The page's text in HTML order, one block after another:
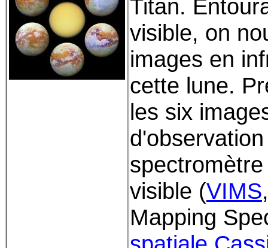
Titan.
visible, on
images en
cette lune.
les six
visible (VIMS
Mapping